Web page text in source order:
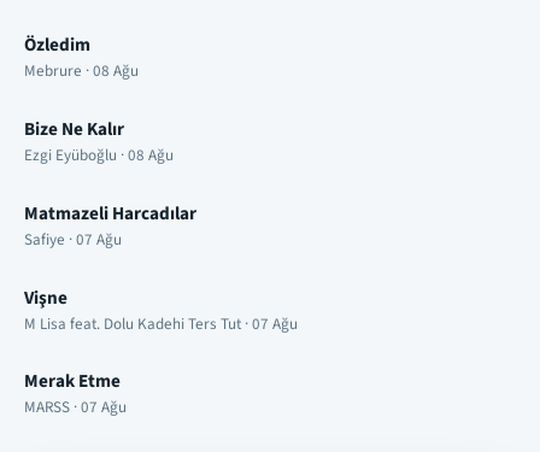
Özledim
Mebrure · 08 Ağu
Bize Ne Kalır
Ezgi Eyüboğlu · 08 Ağu
Matmazeli Harcadılar
Safiye · 07 Ağu
Vişne
M Lisa feat. Dolu Kadehi Ters Tut · 07 Ağu
Merak Etme
MARSS · 07 Ağu